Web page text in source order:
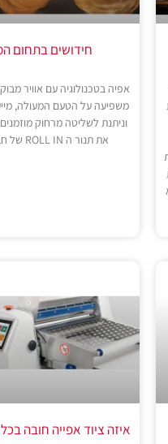
חידושים בתחום
אפיה בטכנולוגיה עם אוויר
משפיעה על הטעם המעולה,
וניתנת לשליטה מרחוק
את תנור ה ROLL IN של חברת MIWE.
איזה ציוד אפייה חובה